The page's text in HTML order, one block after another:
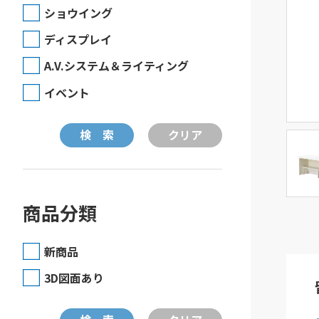
ショウイング
ディスプレイ
A.V.システム＆ライティング
イベント
商品分類
新商品
3D図面あり